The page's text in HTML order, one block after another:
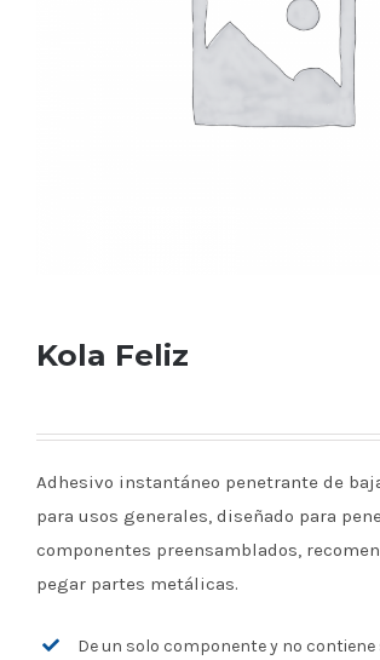
Kola Feliz
Adhesivo instantáneo penetrante de
para usos generales, diseñado para
componentes preensamblados,
pegar partes metálicas.
De un solo componente y no